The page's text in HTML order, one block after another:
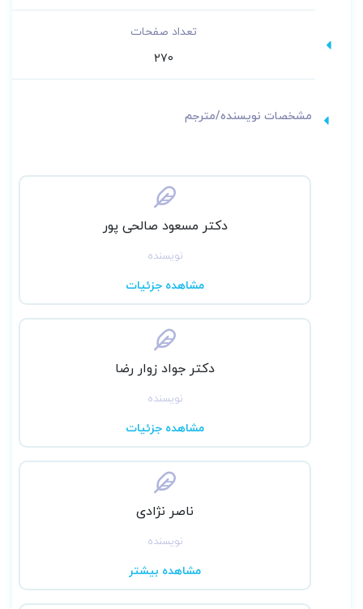
تعداد صفحات
270
مشخصات نویسنده/مترجم
دکتر مسعود صالحی پور
نویسنده
مشاهده جزئیات
دکتر جواد زوار رضا
نویسنده
مشاهده جزئیات
ناصر نژادی
نویسنده
مشاهده بیشتر